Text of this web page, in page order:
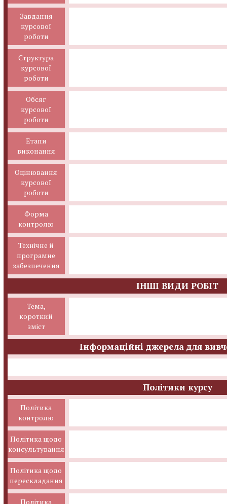
Завдання
курсової
роботи
Структура
курсової
роботи
Обсяг
курсової
роботи
Етапи
виконання
Оцінювання
курсової
роботи
Форма
контролю
Технічне й
програмне
забезпечення
ІНШІ ВИДИ РОБІТ
Тема,
короткий
зміст
Інформаційні джерела для
Політики курсу
Політика
контролю
Політика щодо
консультування
Політика щодо
перескладання
Політика